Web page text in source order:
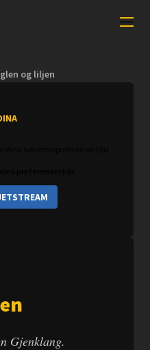
og liljen
Gjenklang.